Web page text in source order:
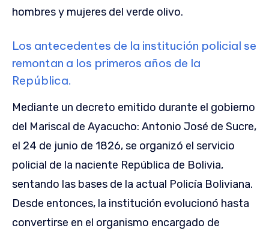
hombres y mujeres del verde olivo.
Los antecedentes de la institución policial se
remontan a los primeros años de la
República.
Mediante un decreto emitido durante el gobierno
del Mariscal de Ayacucho: Antonio José de Sucre,
el 24 de junio de 1826, se organizó el servicio
policial de la naciente República de Bolivia,
sentando las bases de la actual Policía Boliviana.
Desde entonces, la institución evolucionó hasta
convertirse en el organismo encargado de